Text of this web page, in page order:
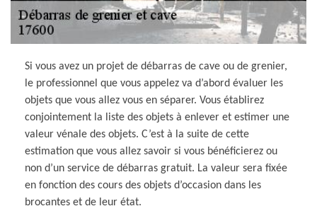
Si vous avez un projet de débarras de cave ou de grenier,
le professionnel que vous appelez va d’abord évaluer les
objets que vous allez vous en séparer. Vous établirez
conjointement la liste des objets à enlever et estimer une
valeur vénale des objets. C’est à la suite de cette
estimation que vous allez savoir si vous bénéficierez ou
non d’un service de débarras gratuit. La valeur sera fixée
en fonction des cours des objets d’occasion dans les
brocantes et de leur état.